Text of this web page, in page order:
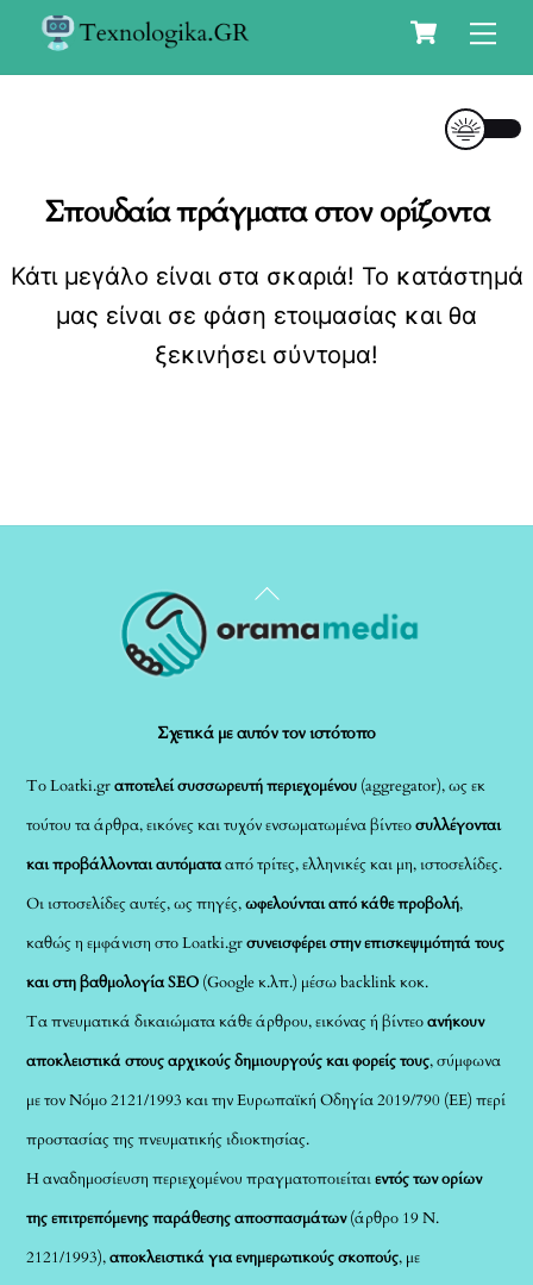
Skip
Cart
Σπουδαία πράγματα στον ορίζοντα
Κάτι μεγάλο είναι στα σκαριά! Το κατάστημά
μας είναι σε φάση ετοιμασίας και θα
ξεκινήσει σύντομα!
Back
To
Σχετικά με αυτόν τον ιστότοπο
Το Loatki.grαποτελεί συσσωρευτή περιεχομένου (aggregator), ως εκ
τούτου τα άρθρα, εικόνες και τυχόν ενσωματωμένα βίντεοσυλλέγονται
και προβάλλονται αυτόματααπό τρίτες, ελληνικές και μη, ιστοσελίδες.
Οι ιστοσελίδες αυτές, ως πηγές,ωφελούνται από κάθε προβολή,
καθώς η εμφάνιση στο Loatki.grσυνεισφέρει στην επισκεψιμότητά τους
και στη βαθμολογία SEO (Google κ.λπ.) μέσω backlink κοκ.
Τα πνευματικά δικαιώματα κάθε άρθρου, εικόνας ή βίντεοανήκουν
αποκλειστικά στους αρχικούς δημιουργούς και φορείς τους, σύμφωνα
με τον Νόμο 2121/1993 και την Ευρωπαϊκή Οδηγία 2019/790 (ΕΕ) περί
προστασίας της πνευματικής ιδιοκτησίας.
Η αναδημοσίευση περιεχομένου πραγματοποιείταιεντός των ορίων
της επιτρεπόμενης παράθεσης αποσπασμάτων(άρθρο 19 Ν.
2121/1993),αποκλειστικά για ενημερωτικούς σκοπούς, με